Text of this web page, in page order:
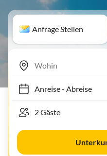
Anfrage Stellen
Anreise- Abreise